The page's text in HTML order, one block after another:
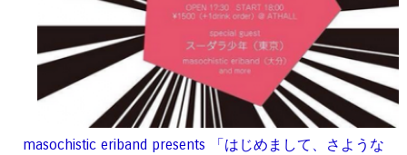
masochistic eriband presents 「はじめまして、さような